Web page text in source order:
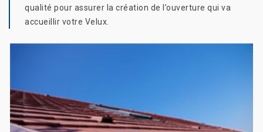
qualité pour assurer la création de l’ouverture qui va
accueillir votre Velux.